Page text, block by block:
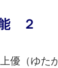
２
優（ゆた